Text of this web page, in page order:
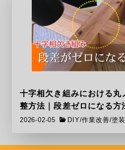
十字相欠き組みにおける丸
整方法｜段差ゼロになる方
2026-02-05 DIY/作業改善/塗